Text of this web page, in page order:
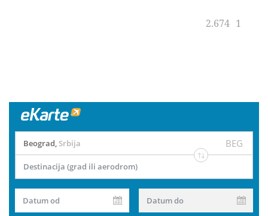
2.674 1
Beograd, Srbija BEG
Destinacija (grad ili aerodrom)
Datum od Datum do